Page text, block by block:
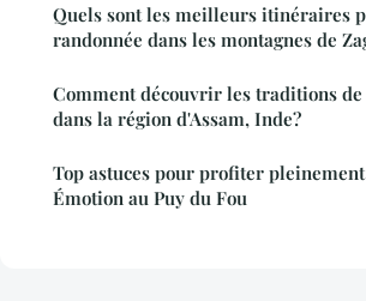
Quels sont les meilleurs itinéraires
randonnée dans les montagnes de
Comment découvrir les traditions
dans la région d'Assam, Inde?
Top astuces pour profiter pleinement
Émotion au Puy du Fou